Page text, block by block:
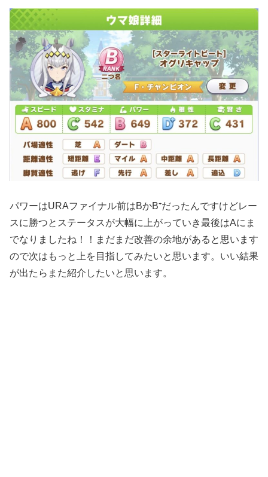
パワーはURAファイナル前はBかB⁺だったんですけどレー
スに勝つとステータスが大幅に上がっていき最後はAにま
でなりましたね！！まだまだ改善の余地があると思います
ので次はもっと上を目指してみたいと思います。いい結果
が出たらまた紹介したいと思います。